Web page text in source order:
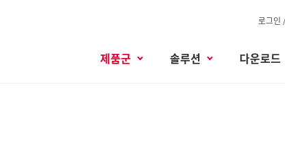
로그인
제품군 솔루션 다운로드